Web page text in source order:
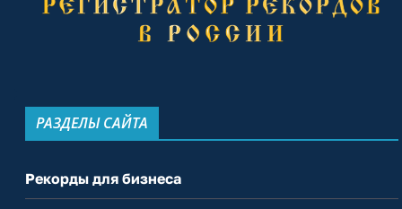
РАЗДЕЛЫ САЙТА
Рекорды для бизнеса